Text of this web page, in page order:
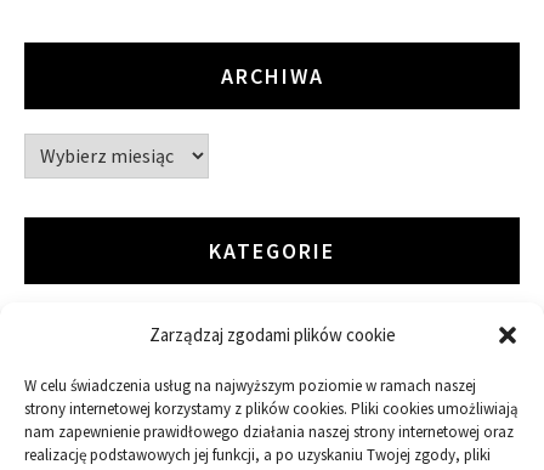
Zarządzaj zgodami plików cookie
W celu świadczenia usług na najwyższym poziomie w ramach naszej
strony internetowej korzystamy z plików cookies. Pliki cookies umożliwiają
nam zapewnienie prawidłowego działania naszej strony internetowej oraz
realizację podstawowych jej funkcji, a po uzyskaniu Twojej zgody, pliki
ARCHIWA
Archiwa
KATEGORIE
ARTYKUŁ SPONSOROWANY
Budowa
Dom